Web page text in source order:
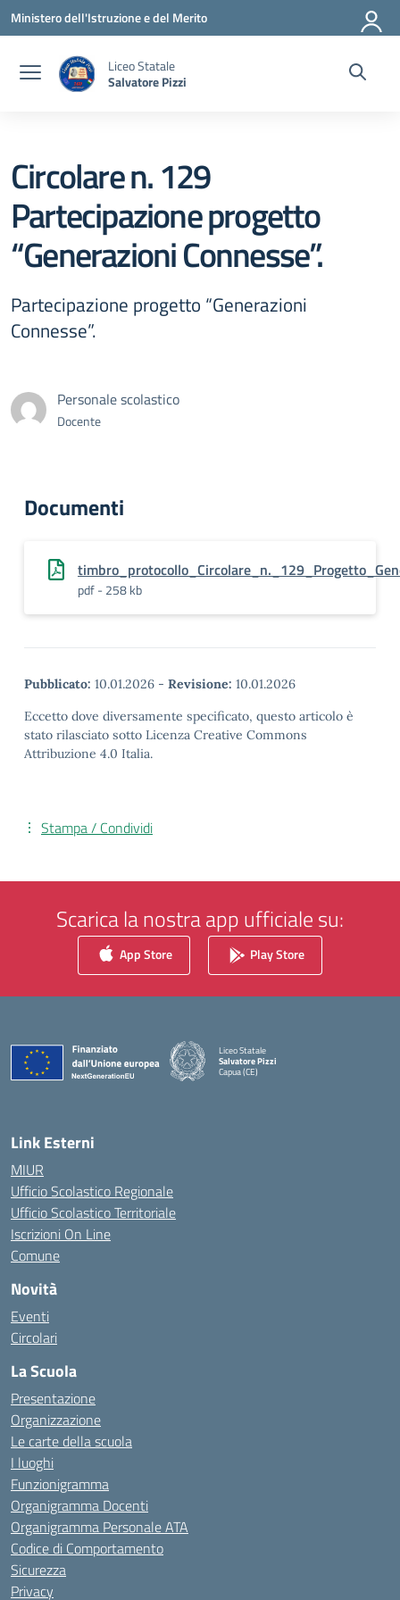
Vai ai contenuti
Vai al menu di navigazione
Vai al footer
Ministero dell'Istruzione e del Merito
Liceo Statale
Salvatore Pizzi
Circolare n. 129
Partecipazione progetto
“Generazioni Connesse”.
Partecipazione progetto “Generazioni
Connesse”.
Personale scolastico
Docente
Documenti
pdf - 258 kb
Pubblicato: 10.01.2026 - Revisione: 10.01.2026
Eccetto dove diversamente specificato, questo articolo è
stato rilasciato sotto Licenza Creative Commons
Attribuzione 4.0 Italia.
Stampa / Condividi
Scarica la nostra app ufficiale su:
App Store Play Store
Liceo Statale
Salvatore Pizzi
Capua (CE)
— Visita la pagina iniziale della scuola
Link Esterni
MIUR
Ufficio Scolastico Regionale
Ufficio Scolastico Territoriale
Iscrizioni On Line
Comune
Novità
Eventi
Circolari
La Scuola
Presentazione
Organizzazione
Le carte della scuola
I luoghi
Funzionigramma
Organigramma Docenti
Organigramma Personale ATA
Codice di Comportamento
Sicurezza
Privacy